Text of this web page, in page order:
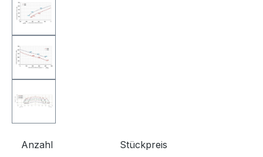
Anzahl Stückpreis